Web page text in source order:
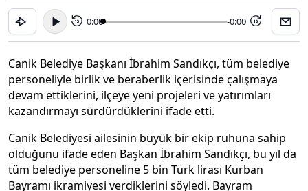
15 0:00 -0:00 15
Canik Belediye Başkanı İbrahim Sandıkçı, tüm belediye
personeliyle birlik ve beraberlik içerisinde çalışmaya
devam ettiklerini, ilçeye yeni projeleri ve yatırımları
kazandırmayı sürdürdüklerini ifade etti.
Canik Belediyesi ailesinin büyük bir ekip ruhuna sahip
olduğunu ifade eden Başkan İbrahim Sandıkçı, bu yıl da
tüm belediye personeline 5 bin Türk lirası Kurban
Bayramı ikramiyesi verdiklerini söyledi. Bayram